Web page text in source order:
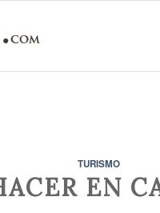
TURISMO
EN